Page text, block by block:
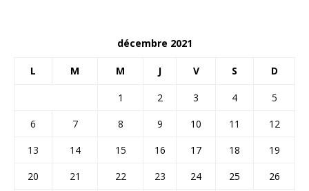
décembre 2021
L M M J V S D
1 2 3 4
5
6
7 8 9 10 11
12
13
14 15 16 17 18
19
20
21 22 23 24 25 26